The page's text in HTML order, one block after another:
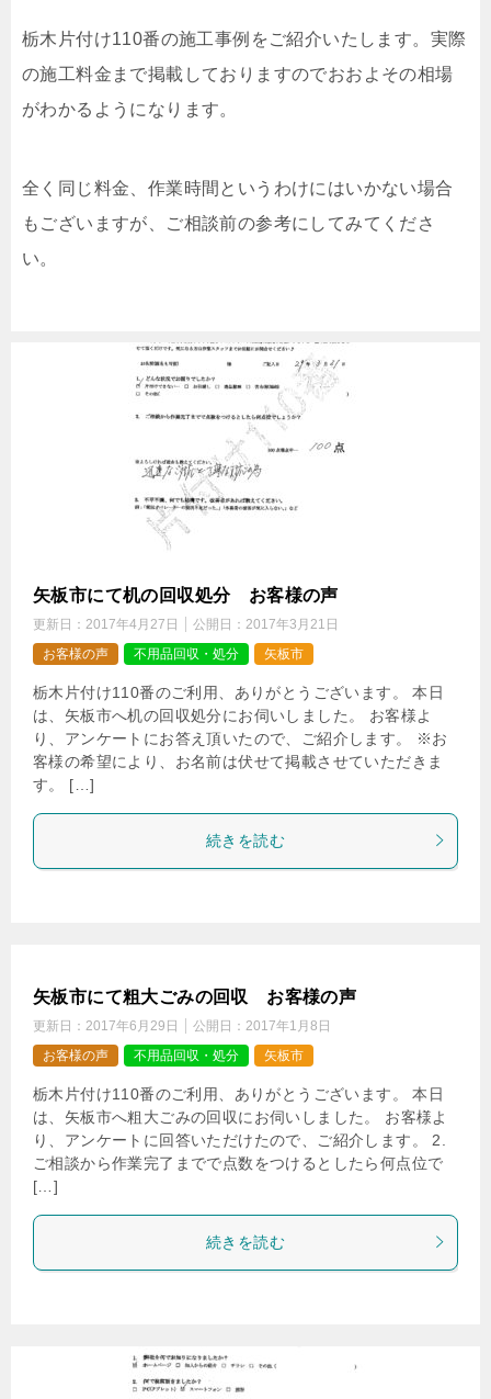
栃木片付け110番の施工事例をご紹介いたします。実際
の施工料金まで掲載しておりますのでおおよその相場
がわかるようになります。
全く同じ料金、作業時間というわけにはいかない場合
もございますが、ご相談前の参考にしてみてくださ
い。
矢板市にて机の回収処分 お客様の声
更新日： 2017年4月27日 公開日： 2017年3月21日
お客様の声
不用品回収・処分 矢板市
栃木片付け110番のご利用、ありがとうございます。 本日
は、矢板市へ机の回収処分にお伺いしました。 お客様よ
り、アンケートにお答え頂いたので、ご紹介します。 ※お
客様の希望により、お名前は伏せて掲載させていただきま
す。 […]
続きを読む
矢板市にて粗大ごみの回収 お客様の声
更新日： 2017年6月29日 公開日： 2017年1月8日
お客様の声
不用品回収・処分 矢板市
栃木片付け110番のご利用、ありがとうございます。 本日
は、矢板市へ粗大ごみの回収にお伺いしました。 お客様よ
り、アンケートに回答いただけたので、ご紹介します。 2.
ご相談から作業完了までで点数をつけるとしたら何点位で
[…]
続きを読む